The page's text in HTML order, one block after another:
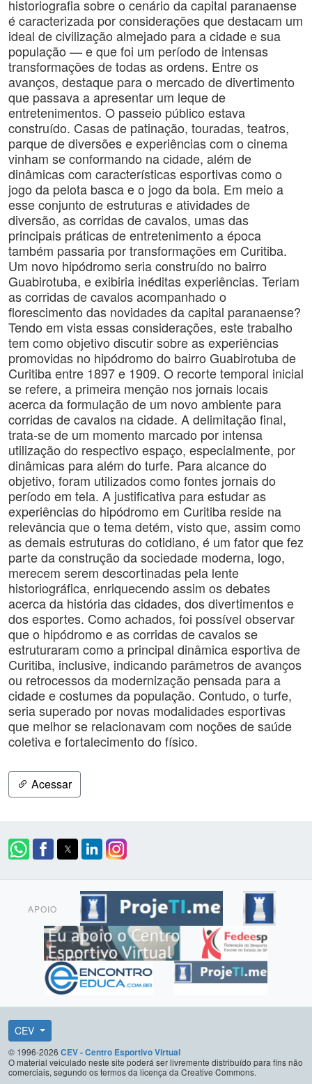
historiografia sobre o cenário da capital paranaense
é caracterizada por considerações que destacam um
ideal de civilização almejado para a cidade e sua
população — e que foi um período de intensas
transformações de todas as ordens. Entre os
avanços, destaque para o mercado de divertimento
que passava a apresentar um leque de
entretenimentos. O passeio público estava
construído. Casas de patinação, touradas, teatros,
parque de diversões e experiências com o cinema
vinham se conformando na cidade, além de
dinâmicas com características esportivas como o
jogo da pelota basca e o jogo da bola. Em meio a
esse conjunto de estruturas e atividades de
diversão, as corridas de cavalos, umas das
principais práticas de entretenimento a época
também passaria por transformações em Curitiba.
Um novo hipódromo seria construído no bairro
Guabirotuba, e exibiria inéditas experiências. Teriam
as corridas de cavalos acompanhado o
florescimento das novidades da capital paranaense?
Tendo em vista essas considerações, este trabalho
tem como objetivo discutir sobre as experiências
promovidas no hipódromo do bairro Guabirotuba de
Curitiba entre 1897 e 1909. O recorte temporal inicial
se refere, a primeira menção nos jornais locais
acerca da formulação de um novo ambiente para
corridas de cavalos na cidade. A delimitação final,
trata-se de um momento marcado por intensa
utilização do respectivo espaço, especialmente, por
dinâmicas para além do turfe. Para alcance do
objetivo, foram utilizados como fontes jornais do
período em tela. A justificativa para estudar as
experiências do hipódromo em Curitiba reside na
relevância que o tema detém, visto que, assim como
as demais estruturas do cotidiano, é um fator que fez
parte da construção da sociedade moderna, logo,
merecem serem descortinadas pela lente
historiográfica, enriquecendo assim os debates
acerca da história das cidades, dos divertimentos e
dos esportes. Como achados, foi possível observar
que o hipódromo e as corridas de cavalos se
estruturaram como a principal dinâmica esportiva de
Curitiba, inclusive, indicando parâmetros de avanços
ou retrocessos da modernização pensada para a
cidade e costumes da população. Contudo, o turfe,
seria superado por novas modalidades esportivas
que melhor se relacionavam com noções de saúde
coletiva e fortalecimento do físico.
Acessar
APOIO
CEV
© 1996-2026 CEV - Centro Esportivo Virtual
O material veiculado neste site poderá ser livremente distribuído para fins não
comerciais, segundo os termos da licença da Creative Commons.